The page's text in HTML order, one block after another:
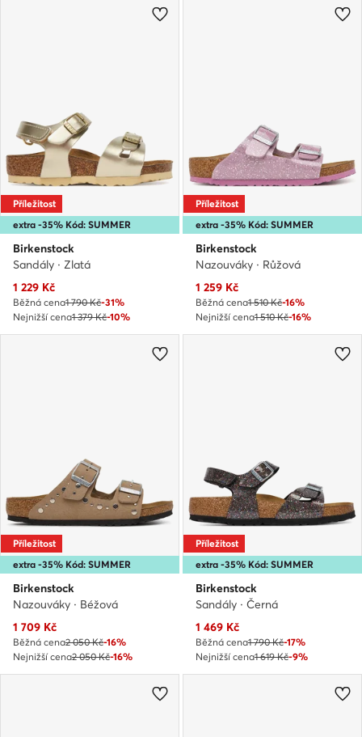
extra -35% Kód: SUMMER
Příležitost
Birkenstock
Sandály · Zlatá
Aktuální cena
1 229 Kč
Běžná cena1 790 Kč-31%
Nejnižší cena1 379 Kč-10%
extra -35% Kód: SUMMER
Příležitost
Birkenstock
Nazouváky · Růžová
Aktuální cena
1 259 Kč
Běžná cena1 510 Kč-16%
Nejnižší cena1 510 Kč-16%
extra -35% Kód: SUMMER
Příležitost
Birkenstock
Nazouváky · Béžová
Aktuální cena
1 709 Kč
Běžná cena2 050 Kč-16%
Nejnižší cena2 050 Kč-16%
extra -35% Kód: SUMMER
Příležitost
Birkenstock
Sandály · Černá
Aktuální cena
1 469 Kč
Běžná cena1 790 Kč-17%
Nejnižší cena1 619 Kč-9%